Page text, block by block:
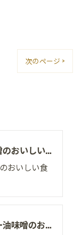
次のページ >
【トマト味噌のおいしい食べ方！】
おいしい食
【食べるラー油味噌のおいしい食べ方！】